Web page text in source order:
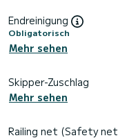
Endreinigung
Obligatorisch
Mehr sehen
Skipper-Zuschlag
Mehr sehen
Railing net (Safety